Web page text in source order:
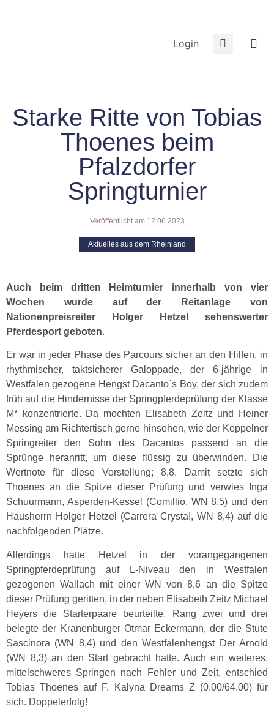
Login
Starke Ritte von Tobias
Thoenes beim
Pfalzdorfer
Springturnier
Veröffentlicht am 12.06.2023
Aktuelles aus dem Rheinland
Auch beim dritten Heimturnier innerhalb von vier
Wochen wurde auf der Reitanlage von
Nationenpreisreiter Holger Hetzel sehenswerter
Pferdesport geboten.
Er war in jeder Phase des Parcours sicher an den Hilfen, in
rhythmischer, taktsicherer Galoppade, der 6-jährige in
Westfalen gezogene Hengst Dacanto`s Boy, der sich zudem
früh auf die Hindernisse der Springpferdeprüfung der Klasse
M* konzentrierte. Da mochten Elisabeth Zeitz und Heiner
Messing am Richtertisch gerne hinsehen, wie der Keppelner
Springreiter den Sohn des Dacantos passend an die
Sprünge heranritt, um diese flüssig zu überwinden. Die
Wertnote für diese Vorstellung; 8,8. Damit setzte sich
Thoenes an die Spitze dieser Prüfung und verwies Inga
Schuurmann, Asperden-Kessel (Comillio, WN 8,5) und den
Hausherrn Holger Hetzel (Carrera CrystaI, WN 8,4) auf die
nachfolgenden Plätze.
Allerdings hatte Hetzel in der vorangegangenen
Springpferdeprüfung auf L-Niveau den in Westfalen
gezogenen Wallach mit einer WN von 8,6 an die Spitze
dieser Prüfung geritten, in der neben Elisabeth Zeitz Michael
Heyers die Starterpaare beurteilte. Rang zwei und drei
belegte der Kranenburger Otmar Eckermann, der die Stute
Sascinora (WN 8,4) und den Westfalenhengst Der Arnold
(WN 8,3) an den Start gebracht hatte. Auch ein weiteres,
mittelschweres Springen nach Fehler und Zeit, entschied
Tobias Thoenes auf F. Kalyna Dreams Z (0.00/64.00) für
sich. Doppelerfolg!